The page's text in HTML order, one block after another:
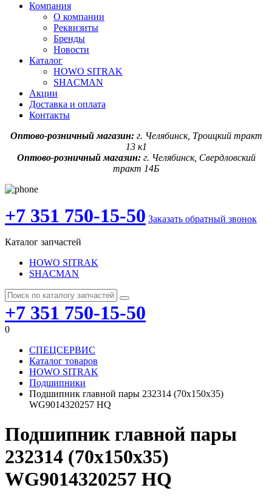
Компания
О компании
Реквизиты
Бренды
Новости
Каталог
HOWO SITRAK
SHACMAN
Акции
Доставка и оплата
Контакты
Оптово-розничный магазин: г. Челябинск, Троицкий тракт
13 к1
Оптово-розничный магазин:г. Челябинск, Свердловский
тракт 14Б
+7 351 750-15-50 Заказать обратный звонок
Каталог запчастей
HOWO SITRAK
SHACMAN
+7 351 750-15-50
0
СПЕЦСЕРВИС
Каталог товаров
HOWO SITRAK
Подшипники
Подшипник главной пары 232314 (70х150х35)
WG9014320257 HQ
Подшипник главной пары
232314 (70х150х35)
WG9014320257 HQ